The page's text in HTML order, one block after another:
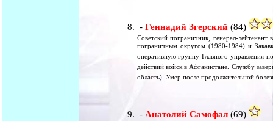
- Геннадий Згерский (84)
Советский пограничник, генерал-
пограничным округом (1980-1984) и
оперативную группу Главного управления
действий войск в Афганистане. Службу
область). Умер после продолжительной
- Анатолий Самофал (69) —